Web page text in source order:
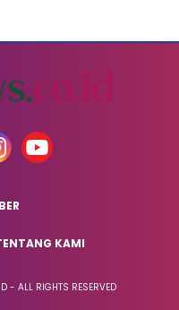
KAMI
- ALL RIGHTS RESERVED